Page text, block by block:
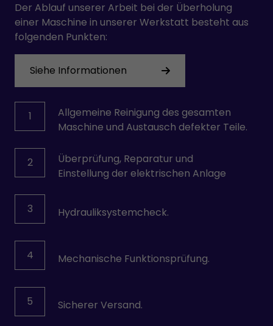
Der Ablauf unserer Arbeit bei der Überholung
einer Maschine in unserer Werkstatt besteht aus
folgenden Punkten:
Siehe Informationen
1
Allgemeine Reinigung des gesamten
Maschine und Austausch defekter Teile.
2
Überprüfung, Reparatur und
Einstellung der elektrischen Anlage
3 Hydrauliksystemcheck.
4 Mechanische Funktionsprüfung.
5 Sicherer Versand.